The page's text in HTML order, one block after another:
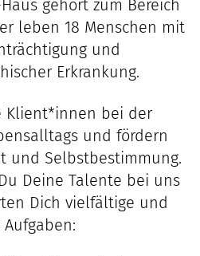
gehört zum Bereich
leben 18 Menschen mit
und
Erkrankung.
Klient*innen bei der
und fördern
und Selbstbestimmung.
Deine Talente bei uns
Dich vielfältige und